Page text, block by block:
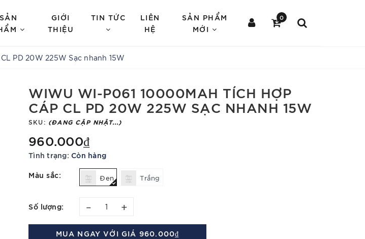
SẢN
GIỚI
THIỆU
TIN TỨC
LIÊN
HỆ
SẢN PHẨM
MỚI
0
PD 20W 225W Sạc nhanh 15W
WIWU WI-P061 10000MAH TÍCH HỢP
CÁP CL PD 20W 225W SẠC NHANH 15W
SKU: (ĐANG CẬP NHẬT...)
960.000₫
Tình trạng: Còn hàng
Màu sắc: Đen Trắng
Số lượng: – +
MUA NGAY VỚI GIÁ 960.000₫